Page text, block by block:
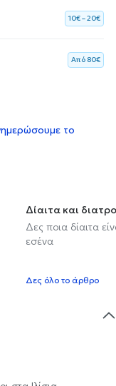
10€ – 20€
Aπό 80€
το
Δίαιτα και
Δες ποια δίαιτα
εσένα
Δες όλο το άρθρο